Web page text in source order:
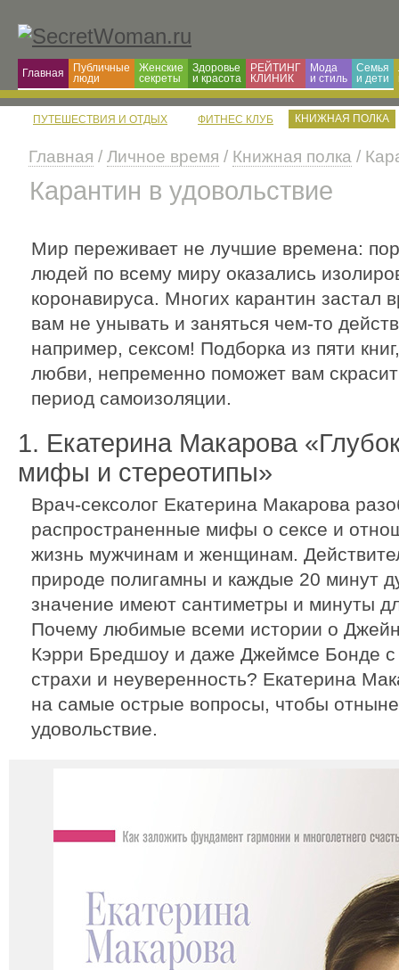
Главная
Публичные
люди
Женские
секреты
Здоровье
и красота
РЕЙТИНГ
КЛИНИК
Мода
и cтиль
Семья
и дети
ПУТЕШЕСТВИЯ И ОТДЫХ ФИТНЕС КЛУБ КНИЖНАЯ ПОЛКА
Главная / Личное время / Книжная полка /
Карантин в удовольствие
Мир переживает не лучшие времена:
людей по всему миру оказались
коронавируса. Многих карантин застал
вам не унывать и заняться чем-то
например, сексом! Подборка из пяти
любви, непременно поможет вам
период самоизоляции.
1. Екатерина Макарова
мифы и стереотипы»
Врач-сексолог Екатерина Макарова
распространенные мифы о сексе и
жизнь мужчинам и женщинам.
природе полигамны и каждые 20 минут
значение имеют сантиметры и минуты
Почему любимые всеми истории о
Кэрри Бредшоу и даже Джеймсе Бонде с
страхи и неуверенность? Екатерина
на самые острые вопросы, чтобы
удовольствие.